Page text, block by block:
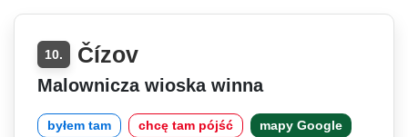
10. Čízov
Malownicza wioska winna
byłem tam chcę tam pójść mapy Google